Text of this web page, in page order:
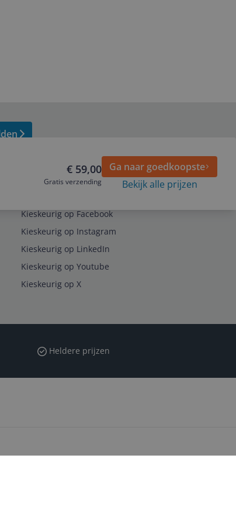
€ 59,00
Gratis verzending
Ga naar goedkoopste
Bekijk alle prijzen
Kieskeurig op Facebook
Kieskeurig op Instagram
Kieskeurig op LinkedIn
Kieskeurig op Youtube
Kieskeurig op X
Heldere prijzen